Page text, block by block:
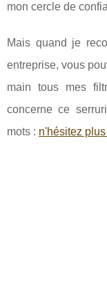
mon cercle de
Mais quand je
entreprise, vous
main tous mes
concerne ce
mots : n'hésitez